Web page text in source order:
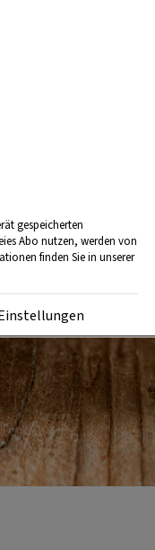
gespeicherten
Abo nutzen, werden von
finden Sie in unserer